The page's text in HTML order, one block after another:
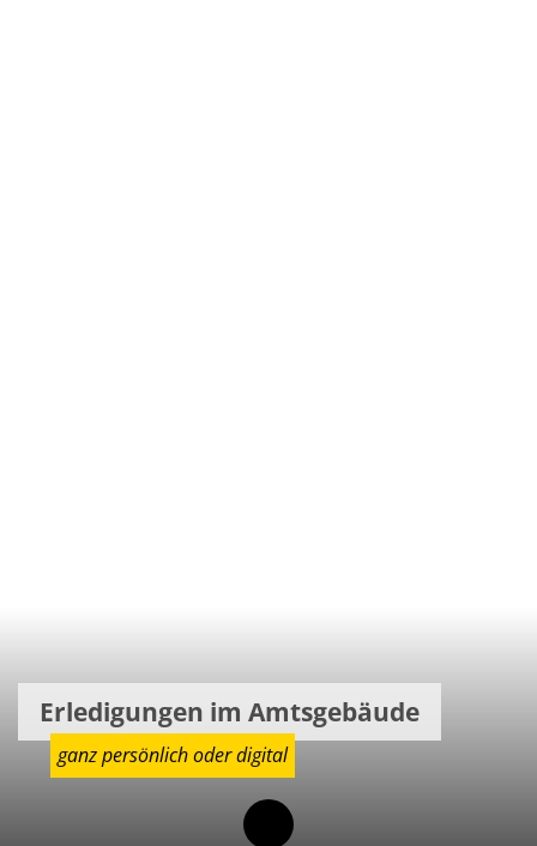
Erledigungen im Amtsgebäude
ganz persönlich oder digital